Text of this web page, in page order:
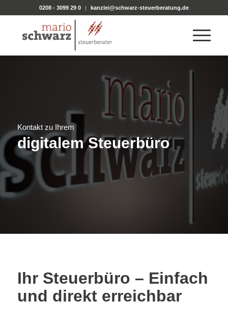
0208 - 3099 29 0 | kanzlei@schwarz-steuerberatung.de
Kontakt zu Ihrem
digitalem Steuerbüro
Ihr Steuerbüro – Einfach
und direkt erreichbar